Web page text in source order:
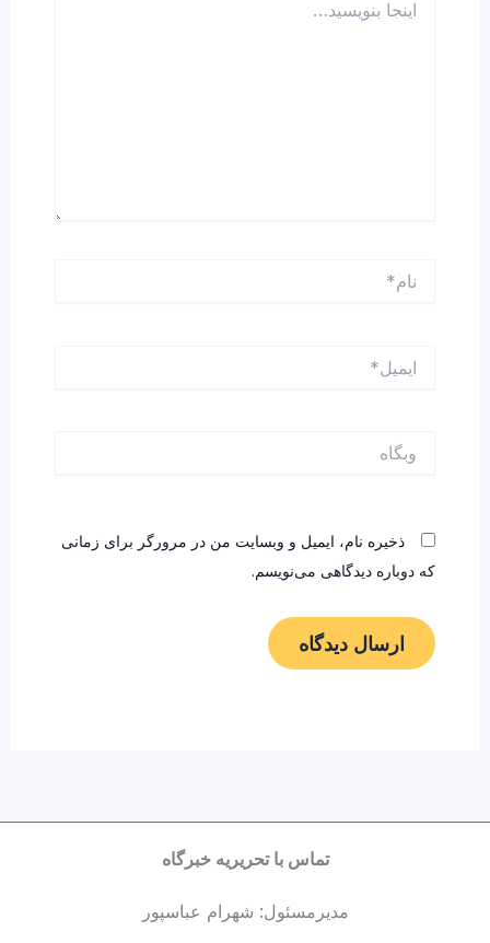
بنویسید…
ذخیره نام، ایمیل و وبسایت من در مرورگر برای زمانی
که دوباره دیدگاهی می‌نویسم.
تماس با تحریریه خبرگاه
مدیرمسئول: شهرام عباسپور